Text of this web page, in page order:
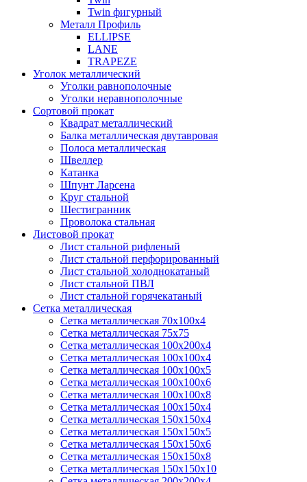
Twin фигурный
Металл Профиль
ELLIPSE
LАNE
TRAPEZE
Уголок металлический
Уголки равнополочные
Уголки неравнополочные
Сортовой прокат
Квадрат металлический
Балка металлическая двутавровая
Полоса металлическая
Швеллер
Катанка
Шпунт Ларсена
Круг стальной
Шестигранник
Проволока стальная
Листовой прокат
Лист стальной рифленый
Лист стальной перфорированный
Лист стальной холоднокатаный
Лист стальной ПВЛ
Лист стальной горячекатаный
Сетка металлическая
Сетка металлическая 70х100х4
Сетка металлическая 75х75
Сетка металлическая 100х200х4
Сетка металлическая 100х100х4
Сетка металлическая 100х100х5
Сетка металлическая 100х100х6
Сетка металлическая 100х100х8
Сетка металлическая 100х150х4
Сетка металлическая 150х150х4
Сетка металлическая 150х150х5
Сетка металлическая 150х150х6
Сетка металлическая 150х150х8
Сетка металлическая 150х150х10